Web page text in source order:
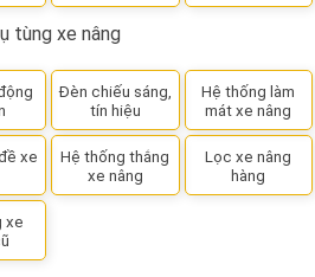
tùng xe nâng
Đèn chiếu sáng,
tín hiệu
Hệ thống làm
mát xe nâng
xe
Hệ thống thắng
xe nâng
Lọc xe nâng
hàng
xe